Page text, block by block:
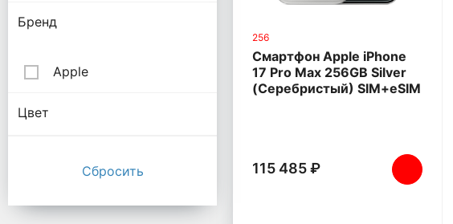
256
Смартфон Apple iPhone
17 Pro Max 256GB Silver
(Серебристый) SIM+eSIM
115 485 ₽
Бренд
Apple
Цвет